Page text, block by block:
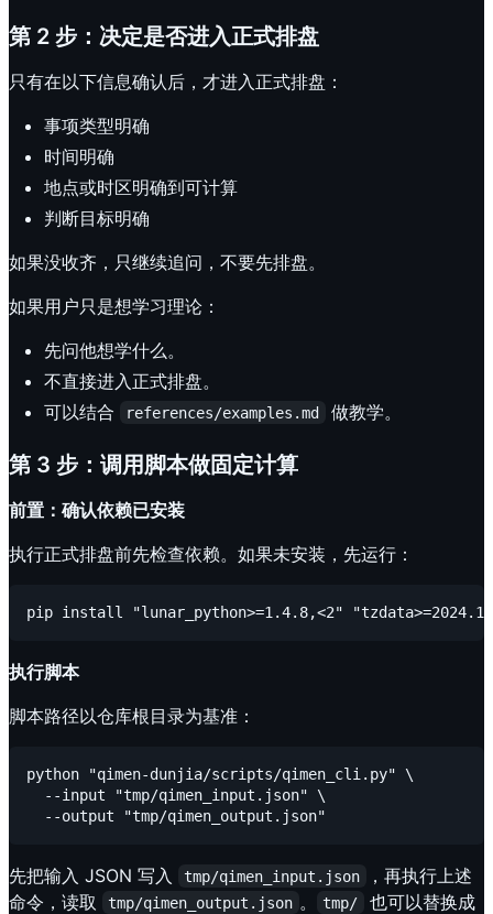
第 2 步：决定是否进入正式排盘
只有在以下信息确认后，才进入正式排盘：
事项类型明确
时间明确
地点或时区明确到可计算
判断目标明确
如果没收齐，只继续追问，不要先排盘。
如果用户只是想学习理论：
先问他想学什么。
不直接进入正式排盘。
可以结合
references/examples.md 做教学。
第 3 步：调用脚本做固定计算
前置：确认依赖已安装
执行正式排盘前先检查依赖。如果未安装，先运行：
执行脚本
脚本路径以仓库根目录为基准：
python "qimen-dunjia/scripts/qimen_cli.py" \
  --input "tmp/qimen_input.json" \
先把输入 JSON 写入 tmp/qimen_input.json
，再执行上述
命令，读取
tmp/qimen_output.json 。 tmp/
也可以替换成